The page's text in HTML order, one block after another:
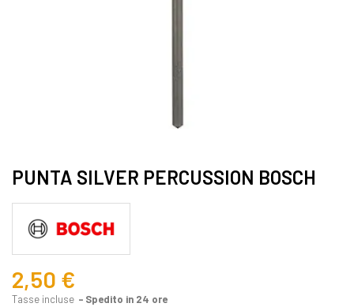
PUNTA SILVER PERCUSSION BOSCH
2,50 €
Tasse incluse Spedito in 24 ore